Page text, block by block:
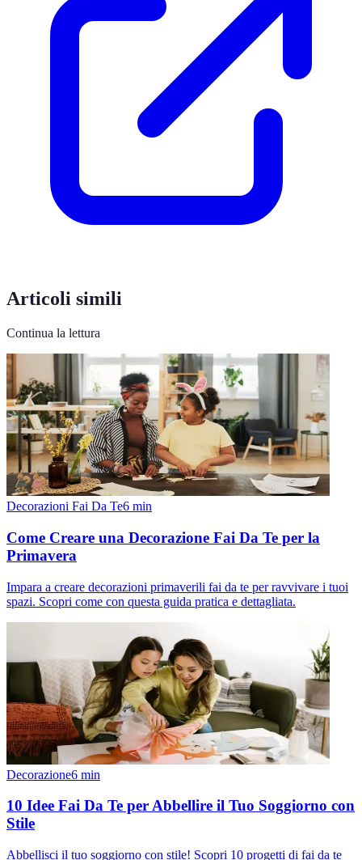
Articoli simili
Continua la lettura
Decorazioni Fai Da Te6 min
Come Creare una Decorazione Fai Da Te per la
Primavera
Impara a creare decorazioni primaverili fai da te per ravvivare i tuoi
spazi. Scopri come con questa guida pratica e dettagliata.
Decorazione6 min
10 Idee Fai Da Te per Abbellire il Tuo Soggiorno con
Stile
Abbellisci il tuo soggiorno con stile! Scopri 10 progetti di fai da te